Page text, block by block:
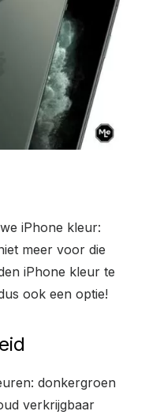
iPhone kleur:
meer voor die
iPhone kleur te
ook een optie!
donkergroen
verkrijgbaar